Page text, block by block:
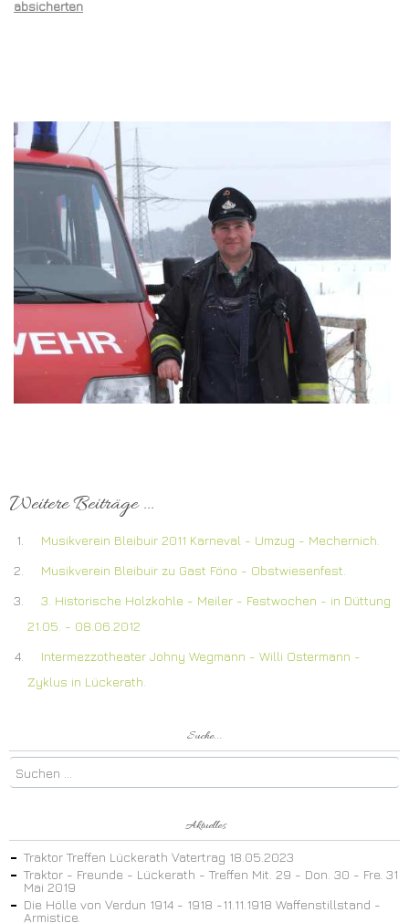
absicherten
Weitere Beiträge ...
Musikverein Bleibuir 2011 Karneval - Umzug - Mechernich.
Musikverein Bleibuir zu Gast Föno - Obstwiesenfest.
3. Historische Holzkohle - Meiler - Festwochen - in Düttung
21.05. - 08.06.2012
Intermezzotheater Johny Wegmann - Willi Ostermann -
Zyklus in Lückerath.
Suche...
Aktuelles
Traktor Treffen Lückerath Vatertrag 18.05.2023
Traktor - Freunde - Lückerath - Treffen Mit. 29 - Don. 30 - Fre. 31
Mai 2019
Die Hölle von Verdun 1914 - 1918 -11.11.1918 Waffenstillstand -
Armistice.